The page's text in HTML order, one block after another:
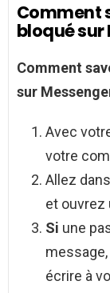
Comment
bloqué sur
Comment
sur
Avec
votre
Allez
et ouvrez
Si une
message,
écrire à